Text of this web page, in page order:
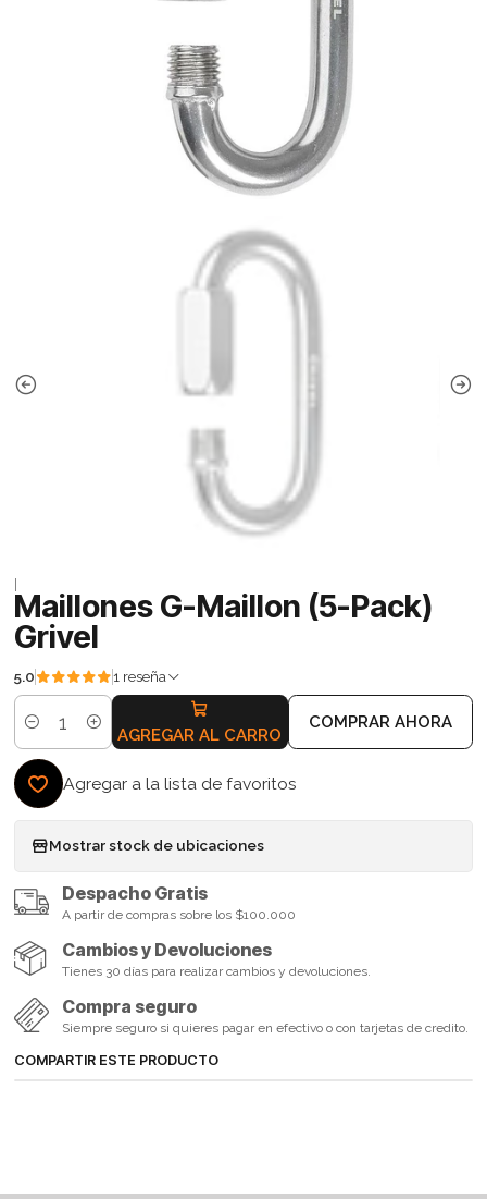
Maillones G-Maillon (5-Pack)
Grivel
5.0 1 reseña
Cantidad AGREGAR AL CARRO
COMPRAR AHORA
Agregar a la lista de favoritos
Mostrar stock de ubicaciones
Despacho Gratis
A partir de compras sobre los $100.000
Cambios y Devoluciones
Tienes 30 días para realizar cambios y devoluciones.
Compra seguro
Siempre seguro si quieres pagar en efectivo o con tarjetas de credito.
COMPARTIR ESTE PRODUCTO